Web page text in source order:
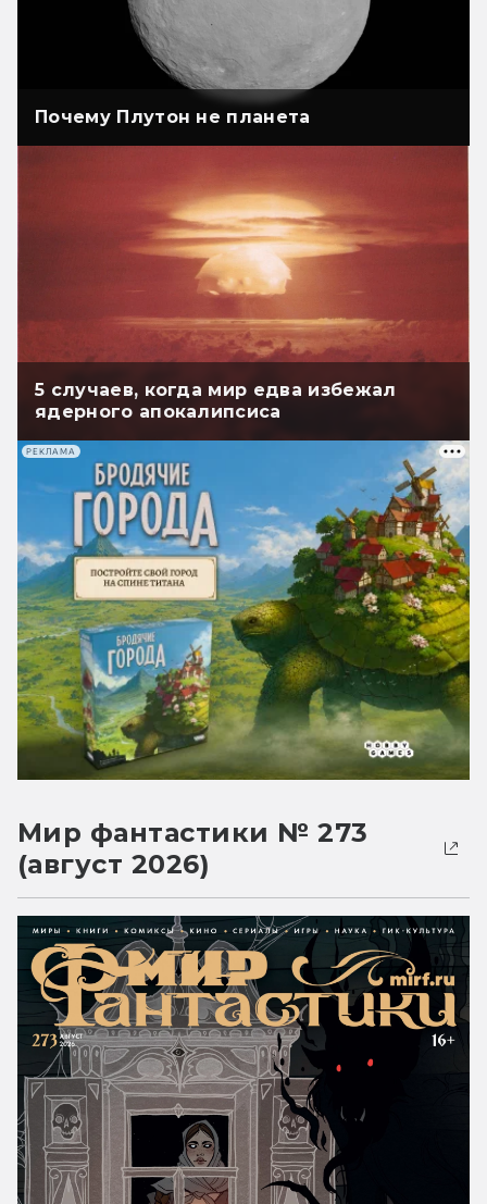
Почему Плутон не планета
5 случаев, когда мир едва избежал
ядерного апокалипсиса
РЕКЛАМА
Мир фантастики № 273
(август 2026)